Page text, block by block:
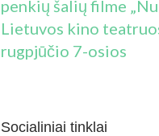
penkių šalių filme
Lietuvos kino
rugpjūčio 7-osios
Socialiniai tinklai